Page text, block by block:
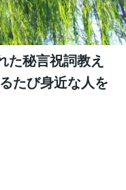
た秘言祝詞教え
たび身近な人を